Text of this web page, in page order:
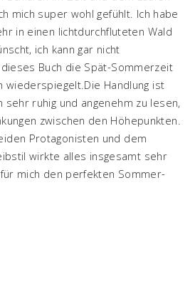
mich super wohl gefühlt. Ich habe
in einen lichtdurchfluteten Wald
ich kann gar nicht
Buch die Spät-Sommerzeit
wiederspiegelt.Die Handlung ist
ruhig und angenehm zu lesen,
zwischen den Höhepunkten.
Protagonisten und dem
wirkte alles insgesamt sehr
mich den perfekten Sommer-